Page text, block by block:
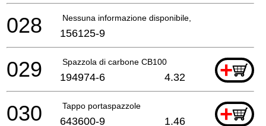
Nessuna informazione disponibile, non ordinabile
028 156125-9
Spazzola di carbone CB100 +
029 194974-6 4.32
Tappo portaspazzole +
030 643600-9 1.46